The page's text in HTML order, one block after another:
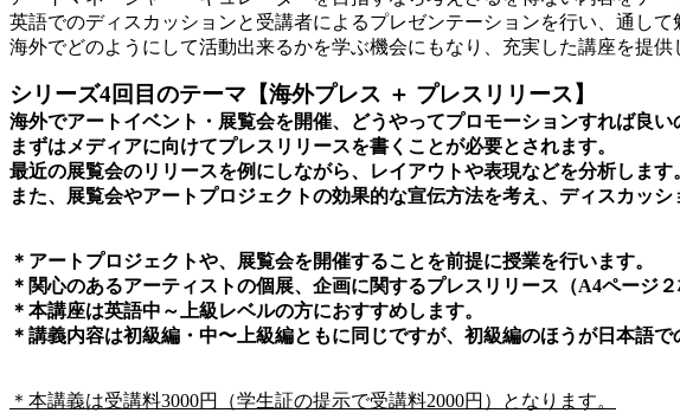
英語でのディスカッションと受講者によるプレゼンテーションを行い、通して
海外でどのようにして活動出来るかを学ぶ機会にもなり、充実した講座を提供
シリーズ4回目のテーマ【海外プレス ＋ プレスリリース】
海外でアートイベント・展覧会を開催、どうやってプロモーションすれば良い
まずはメディアに向けてプレスリリースを書くことが必要とされます。
最近の展覧会のリリースを例にしながら、レイアウトや表現などを分析します
また、展覧会やアートプロジェクトの効果的な宣伝方法を考え、ディスカッシ
＊アートプロジェクトや、展覧会を開催することを前提に授業を行います。
＊関心のあるアーティストの個展、企画に関するプレスリリース（A4ページ
＊本講座は英語中～上級レベルの方におすすめします。
＊講義内容は初級編・中〜上級編ともに同じですが、初級編のほうが日本語で
＊本講義は受講料3000円（学生証の提示で受講料2000円）となります。